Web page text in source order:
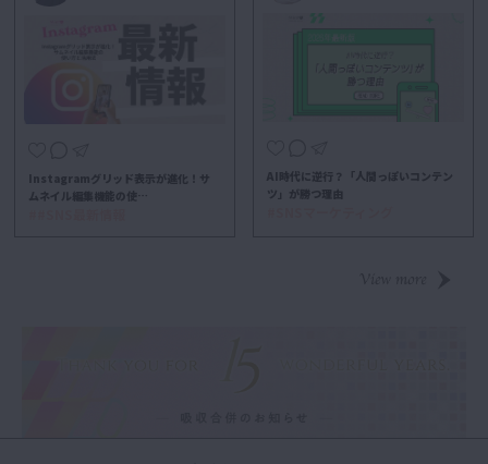
Instagramグリッド表示が進化！サ
ムネイル編集機能の使…
AI時代に逆行？「人間っぽいコンテン
ツ」が勝つ理由